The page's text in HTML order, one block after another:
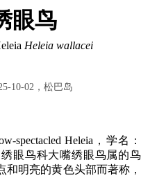
眼鸟
Heleia wallacei
10-02，松巴岛
spectacled Heleia，学名：
眼鸟科大嘴绣眼鸟属的鸟
明亮的黄色头部而著称，